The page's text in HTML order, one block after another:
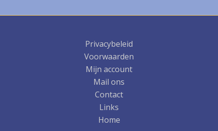
Privacybeleid
Voorwaarden
Mijn account
Mail ons
Contact
Links
Home